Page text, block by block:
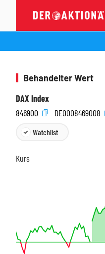
Behandelter Wert
DAX Index
846900
DE0008469008
Watchlist
Kurs